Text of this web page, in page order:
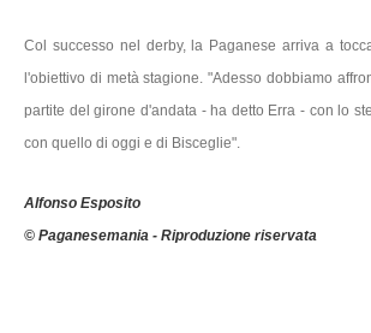
Col successo nel derby, la Paganese arriva a
l'obiettivo di metà stagione. "Adesso dobbiamo
partite del girone d'andata - ha detto Erra - con lo
con quello di oggi e di Bisceglie".
Alfonso Esposito
© Paganesemania - Riproduzione riservata